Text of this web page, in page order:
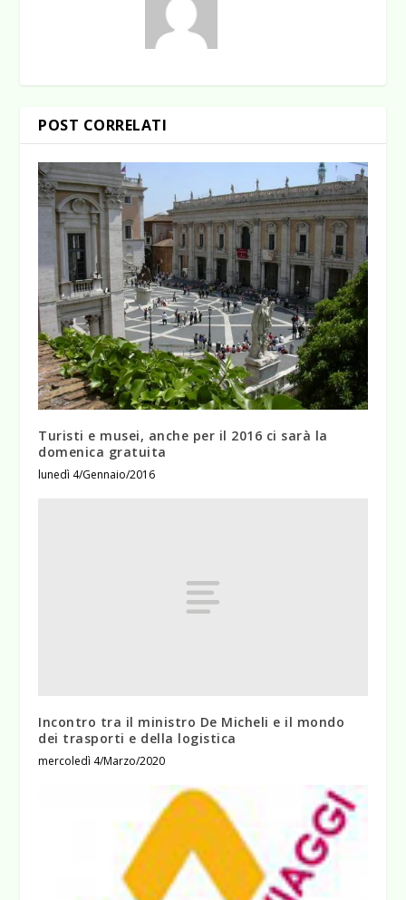
POST CORRELATI
Turisti e musei, anche per il 2016 ci sarà la
domenica gratuita
lunedì 4/Gennaio/2016
Incontro tra il ministro De Micheli e il mondo
dei trasporti e della logistica
mercoledì 4/Marzo/2020